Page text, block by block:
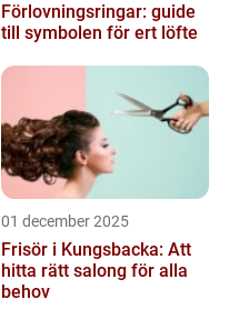
Förlovningsringar: guide
till symbolen för ert löfte
01 december 2025
Frisör i Kungsbacka: Att
hitta rätt salong för alla
behov